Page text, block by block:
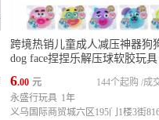
跨境热销儿童成人减压神器狗
dog face捏捏乐解压球软胶玩具
6.00 元 成
144个起购 /
永盛行玩具 1年
义乌国际商贸城六区195门1楼3街